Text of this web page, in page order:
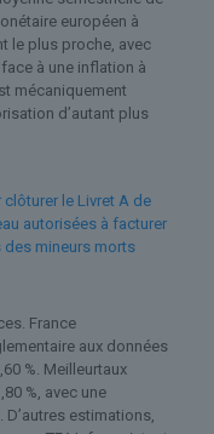
européen à
le plus proche, avec
face à une inflation à
mécaniquement
d’autant plus
le Livret A de
autorisées à facturer
mineurs morts
France
aux données
%. Meilleurtaux
%, avec une
estimations,